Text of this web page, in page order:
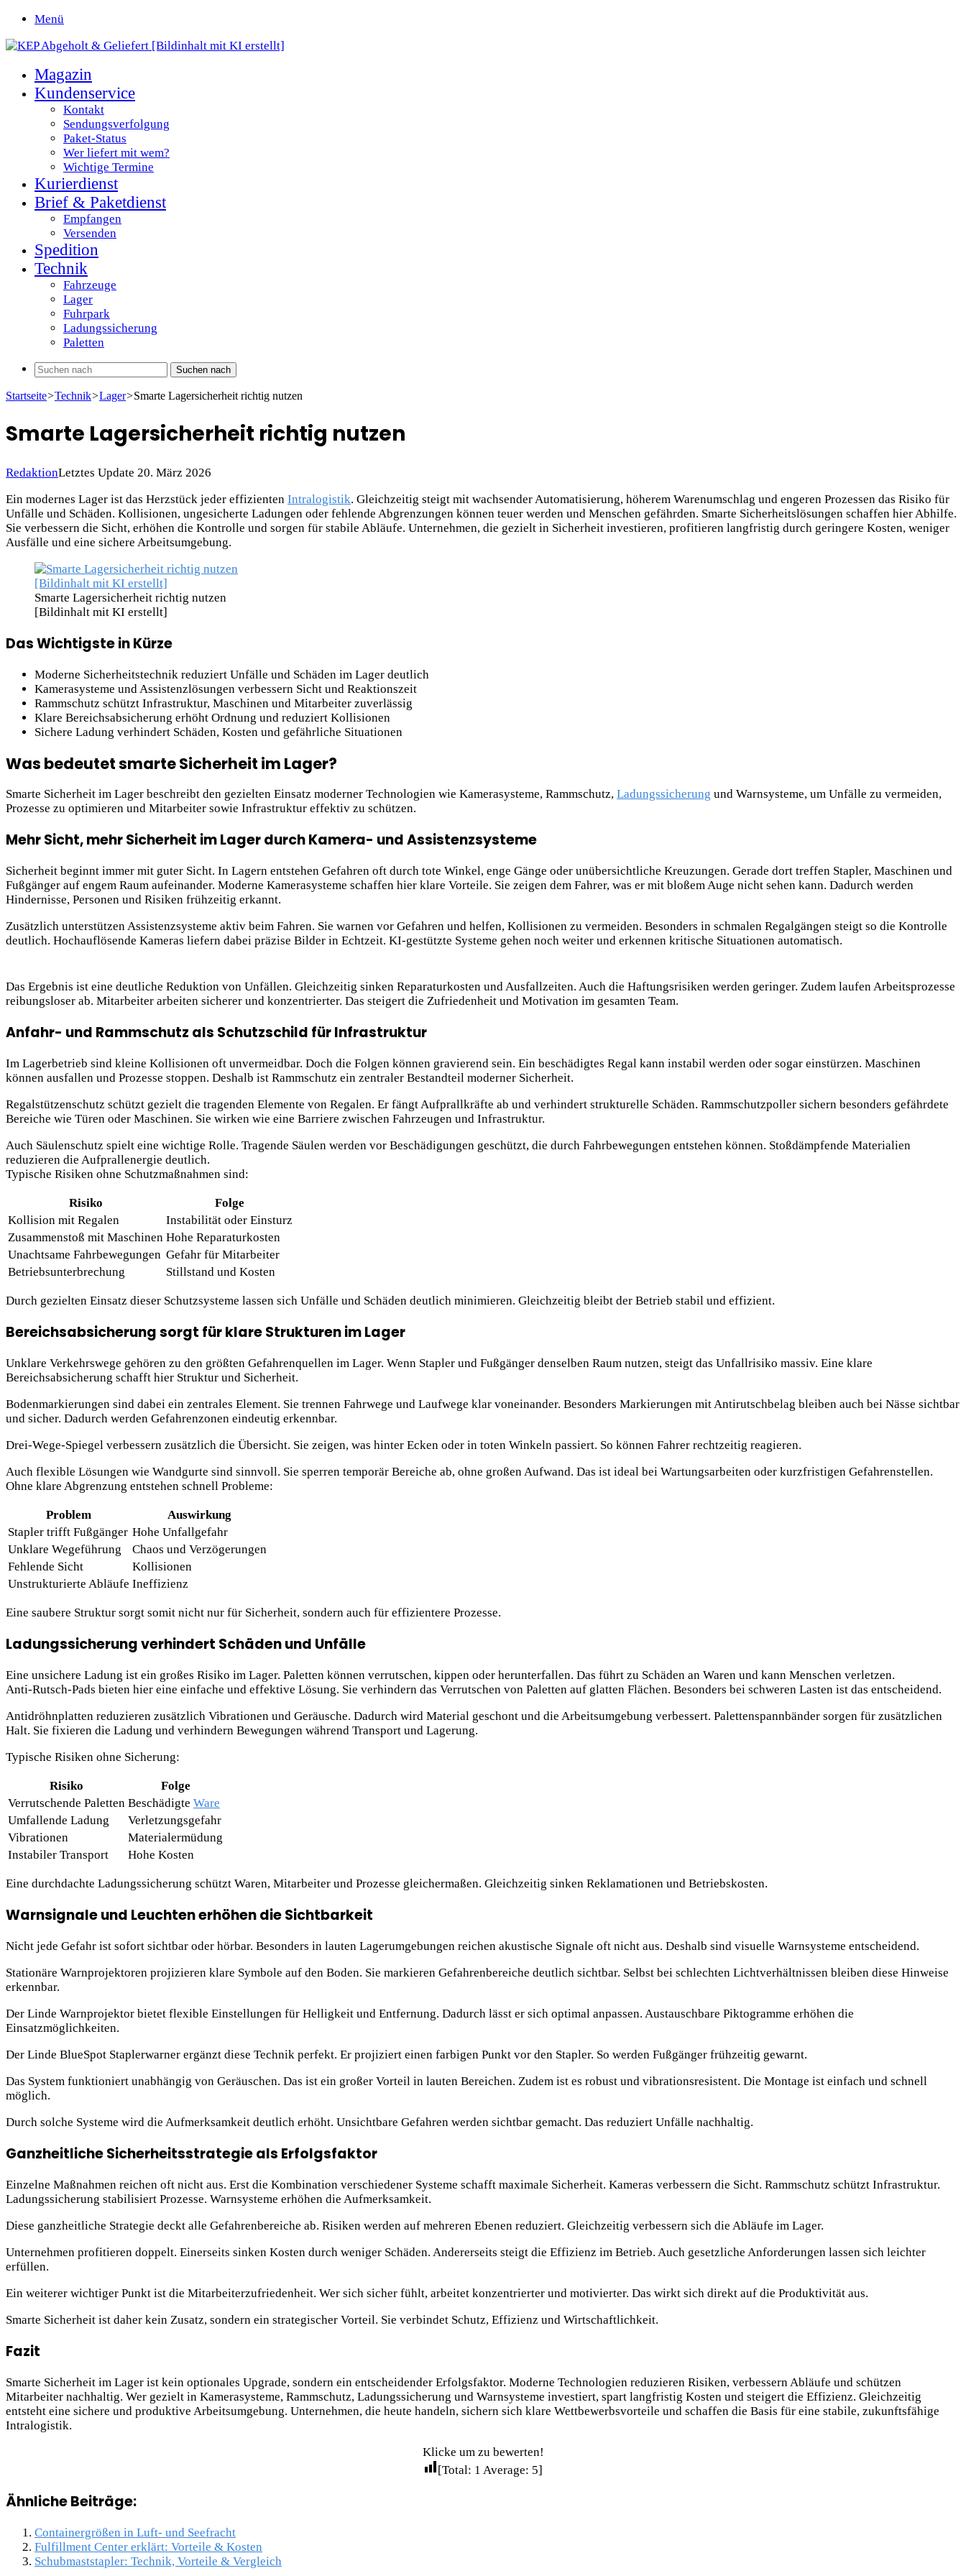
Menü
Magazin
Kundenservice
Kontakt
Sendungsverfolgung
Paket-Status
Wer liefert mit wem?
Wichtige Termine
Kurierdienst
Brief & Paketdienst
Empfangen
Versenden
Spedition
Technik
Fahrzeuge
Lager
Fuhrpark
Ladungssicherung
Paletten
Suchen nach
Startseite>Technik>Lager>Smarte Lagersicherheit richtig nutzen
Smarte Lagersicherheit richtig nutzen
RedaktionLetztes Update 20. März 2026
Ein modernes Lager ist das Herzstück jeder effizienten Intralogistik. Gleichzeitig steigt mit wachsender Automatisierung, höherem Warenumschlag und engeren Prozessen das Risiko für
Unfälle und Schäden. Kollisionen, ungesicherte Ladungen oder fehlende Abgrenzungen können teuer werden und Menschen gefährden. Smarte Sicherheitslösungen schaffen hier Abhilfe.
Sie verbessern die Sicht, erhöhen die Kontrolle und sorgen für stabile Abläufe. Unternehmen, die gezielt in Sicherheit investieren, profitieren langfristig durch geringere Kosten, weniger
Ausfälle und eine sichere Arbeitsumgebung.
Smarte Lagersicherheit richtig nutzen
[Bildinhalt mit KI erstellt]
Das Wichtigste in Kürze
Moderne Sicherheitstechnik reduziert Unfälle und Schäden im Lager deutlich
Kamerasysteme und Assistenzlösungen verbessern Sicht und Reaktionszeit
Rammschutz schützt Infrastruktur, Maschinen und Mitarbeiter zuverlässig
Klare Bereichsabsicherung erhöht Ordnung und reduziert Kollisionen
Sichere Ladung verhindert Schäden, Kosten und gefährliche Situationen
Was bedeutet smarte Sicherheit im Lager?
Smarte Sicherheit im Lager beschreibt den gezielten Einsatz moderner Technologien wie Kamerasysteme, Rammschutz, Ladungssicherung und Warnsysteme, um Unfälle zu vermeiden,
Prozesse zu optimieren und Mitarbeiter sowie Infrastruktur effektiv zu schützen.
Mehr Sicht, mehr Sicherheit im Lager durch Kamera- und Assistenzsysteme
Sicherheit beginnt immer mit guter Sicht. In Lagern entstehen Gefahren oft durch tote Winkel, enge Gänge oder unübersichtliche Kreuzungen. Gerade dort treffen Stapler, Maschinen und
Fußgänger auf engem Raum aufeinander. Moderne Kamerasysteme schaffen hier klare Vorteile. Sie zeigen dem Fahrer, was er mit bloßem Auge nicht sehen kann. Dadurch werden
Hindernisse, Personen und Risiken frühzeitig erkannt.
Zusätzlich unterstützen Assistenzsysteme aktiv beim Fahren. Sie warnen vor Gefahren und helfen, Kollisionen zu vermeiden. Besonders in schmalen Regalgängen steigt so die Kontrolle
deutlich. Hochauflösende Kameras liefern dabei präzise Bilder in Echtzeit. KI-gestützte Systeme gehen noch weiter und erkennen kritische Situationen automatisch.
Das Ergebnis ist eine deutliche Reduktion von Unfällen. Gleichzeitig sinken Reparaturkosten und Ausfallzeiten. Auch die Haftungsrisiken werden geringer. Zudem laufen Arbeitsprozesse
reibungsloser ab. Mitarbeiter arbeiten sicherer und konzentrierter. Das steigert die Zufriedenheit und Motivation im gesamten Team.
Anfahr- und Rammschutz als Schutzschild für Infrastruktur
Im Lagerbetrieb sind kleine Kollisionen oft unvermeidbar. Doch die Folgen können gravierend sein. Ein beschädigtes Regal kann instabil werden oder sogar einstürzen. Maschinen
können ausfallen und Prozesse stoppen. Deshalb ist Rammschutz ein zentraler Bestandteil moderner Sicherheit.
Regalstützenschutz schützt gezielt die tragenden Elemente von Regalen. Er fängt Aufprallkräfte ab und verhindert strukturelle Schäden. Rammschutzpoller sichern besonders gefährdete
Bereiche wie Türen oder Maschinen. Sie wirken wie eine Barriere zwischen Fahrzeugen und Infrastruktur.
Auch Säulenschutz spielt eine wichtige Rolle. Tragende Säulen werden vor Beschädigungen geschützt, die durch Fahrbewegungen entstehen können. Stoßdämpfende Materialien
reduzieren die Aufprallenergie deutlich.
Typische Risiken ohne Schutzmaßnahmen sind:
Risiko
Folge
Kollision mit Regalen
Instabilität oder Einsturz
Zusammenstoß mit Maschinen Hohe Reparaturkosten
Unachtsame Fahrbewegungen Gefahr für Mitarbeiter
Betriebsunterbrechung
Stillstand und Kosten
Durch gezielten Einsatz dieser Schutzsysteme lassen sich Unfälle und Schäden deutlich minimieren. Gleichzeitig bleibt der Betrieb stabil und effizient.
Bereichsabsicherung sorgt für klare Strukturen im Lager
Unklare Verkehrswege gehören zu den größten Gefahrenquellen im Lager. Wenn Stapler und Fußgänger denselben Raum nutzen, steigt das Unfallrisiko massiv. Eine klare
Bereichsabsicherung schafft hier Struktur und Sicherheit.
Bodenmarkierungen sind dabei ein zentrales Element. Sie trennen Fahrwege und Laufwege klar voneinander. Besonders Markierungen mit Antirutschbelag bleiben auch bei Nässe sichtbar
und sicher. Dadurch werden Gefahrenzonen eindeutig erkennbar.
Drei-Wege-Spiegel verbessern zusätzlich die Übersicht. Sie zeigen, was hinter Ecken oder in toten Winkeln passiert. So können Fahrer rechtzeitig reagieren.
Auch flexible Lösungen wie Wandgurte sind sinnvoll. Sie sperren temporär Bereiche ab, ohne großen Aufwand. Das ist ideal bei Wartungsarbeiten oder kurzfristigen Gefahrenstellen.
Ohne klare Abgrenzung entstehen schnell Probleme:
Problem
Auswirkung
Stapler trifft Fußgänger Hohe Unfallgefahr
Unklare Wegeführung
Chaos und Verzögerungen
Fehlende Sicht
Kollisionen
Unstrukturierte Abläufe Ineffizienz
Eine saubere Struktur sorgt somit nicht nur für Sicherheit, sondern auch für effizientere Prozesse.
Ladungssicherung verhindert Schäden und Unfälle
Eine unsichere Ladung ist ein großes Risiko im Lager. Paletten können verrutschen, kippen oder herunterfallen. Das führt zu Schäden an Waren und kann Menschen verletzen.
Anti-Rutsch-Pads bieten hier eine einfache und effektive Lösung. Sie verhindern das Verrutschen von Paletten auf glatten Flächen. Besonders bei schweren Lasten ist das entscheidend.
Antidröhnplatten reduzieren zusätzlich Vibrationen und Geräusche. Dadurch wird Material geschont und die Arbeitsumgebung verbessert. Palettenspannbänder sorgen für zusätzlichen
Halt. Sie fixieren die Ladung und verhindern Bewegungen während Transport und Lagerung.
Typische Risiken ohne Sicherung:
Risiko
Folge
Verrutschende Paletten Beschädigte Ware
Umfallende Ladung
Verletzungsgefahr
Vibrationen
Materialermüdung
Instabiler Transport
Hohe Kosten
Eine durchdachte Ladungssicherung schützt Waren, Mitarbeiter und Prozesse gleichermaßen. Gleichzeitig sinken Reklamationen und Betriebskosten.
Warnsignale und Leuchten erhöhen die Sichtbarkeit
Nicht jede Gefahr ist sofort sichtbar oder hörbar. Besonders in lauten Lagerumgebungen reichen akustische Signale oft nicht aus. Deshalb sind visuelle Warnsysteme entscheidend.
Stationäre Warnprojektoren projizieren klare Symbole auf den Boden. Sie markieren Gefahrenbereiche deutlich sichtbar. Selbst bei schlechten Lichtverhältnissen bleiben diese Hinweise
erkennbar.
Der Linde Warnprojektor bietet flexible Einstellungen für Helligkeit und Entfernung. Dadurch lässt er sich optimal anpassen. Austauschbare Piktogramme erhöhen die
Einsatzmöglichkeiten.
Der Linde BlueSpot Staplerwarner ergänzt diese Technik perfekt. Er projiziert einen farbigen Punkt vor den Stapler. So werden Fußgänger frühzeitig gewarnt.
Das System funktioniert unabhängig von Geräuschen. Das ist ein großer Vorteil in lauten Bereichen. Zudem ist es robust und vibrationsresistent. Die Montage ist einfach und schnell
möglich.
Durch solche Systeme wird die Aufmerksamkeit deutlich erhöht. Unsichtbare Gefahren werden sichtbar gemacht. Das reduziert Unfälle nachhaltig.
Ganzheitliche Sicherheitsstrategie als Erfolgsfaktor
Einzelne Maßnahmen reichen oft nicht aus. Erst die Kombination verschiedener Systeme schafft maximale Sicherheit. Kameras verbessern die Sicht. Rammschutz schützt Infrastruktur.
Ladungssicherung stabilisiert Prozesse. Warnsysteme erhöhen die Aufmerksamkeit.
Diese ganzheitliche Strategie deckt alle Gefahrenbereiche ab. Risiken werden auf mehreren Ebenen reduziert. Gleichzeitig verbessern sich die Abläufe im Lager.
Unternehmen profitieren doppelt. Einerseits sinken Kosten durch weniger Schäden. Andererseits steigt die Effizienz im Betrieb. Auch gesetzliche Anforderungen lassen sich leichter
erfüllen.
Ein weiterer wichtiger Punkt ist die Mitarbeiterzufriedenheit. Wer sich sicher fühlt, arbeitet konzentrierter und motivierter. Das wirkt sich direkt auf die Produktivität aus.
Smarte Sicherheit ist daher kein Zusatz, sondern ein strategischer Vorteil. Sie verbindet Schutz, Effizienz und Wirtschaftlichkeit.
Fazit
Smarte Sicherheit im Lager ist kein optionales Upgrade, sondern ein entscheidender Erfolgsfaktor. Moderne Technologien reduzieren Risiken, verbessern Abläufe und schützen
Mitarbeiter nachhaltig. Wer gezielt in Kamerasysteme, Rammschutz, Ladungssicherung und Warnsysteme investiert, spart langfristig Kosten und steigert die Effizienz. Gleichzeitig
entsteht eine sichere und produktive Arbeitsumgebung. Unternehmen, die heute handeln, sichern sich klare Wettbewerbsvorteile und schaffen die Basis für eine stabile, zukunftsfähige
Intralogistik.
Klicke um zu bewerten!
[Total: 1 Average: 5]
Ähnliche Beiträge:
Containergrößen in Luft- und Seefracht
Fulfillment Center erklärt: Vorteile & Kosten
Schubmaststapler: Technik, Vorteile & Vergleich